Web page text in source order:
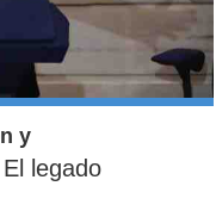
y
legado